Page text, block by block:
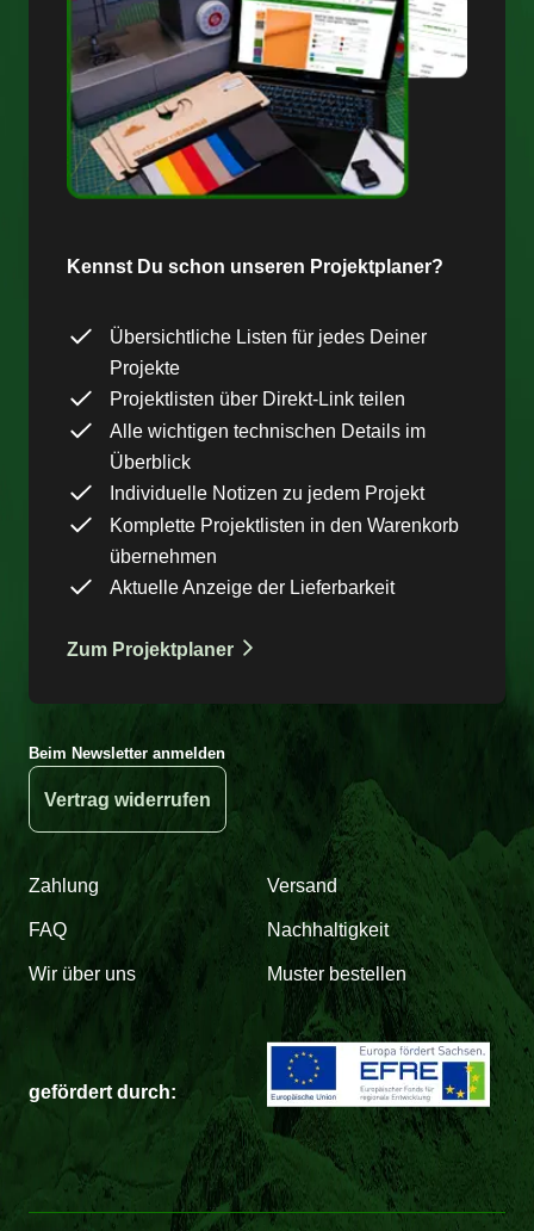
Kennst Du schon unseren Projektplaner?
Übersichtliche Listen für jedes Deiner
Projekte
Projektlisten über Direkt-Link teilen
Alle wichtigen technischen Details im
Überblick
Individuelle Notizen zu jedem Projekt
Komplette Projektlisten in den Warenkorb
übernehmen
Aktuelle Anzeige der Lieferbarkeit
Zum Projektplaner
Beim Newsletter anmelden
Vertrag widerrufen
Zahlung Versand
FAQ Nachhaltigkeit
Wir über uns Muster bestellen
gefördert durch: